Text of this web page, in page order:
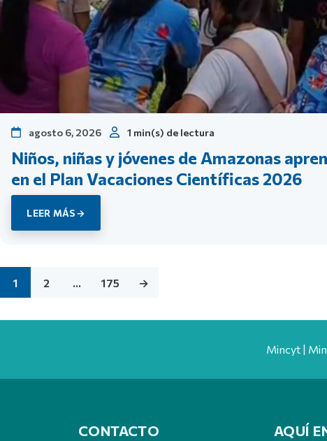
agosto 6, 2026 1 min(s) de lectura
Niños, niñas y jóvenes de Amazonas
en el Plan Vacaciones Científicas 2026
LEER MÁS
1 2 … 175 →
Mincyt |
CONTACTO AQUÍ